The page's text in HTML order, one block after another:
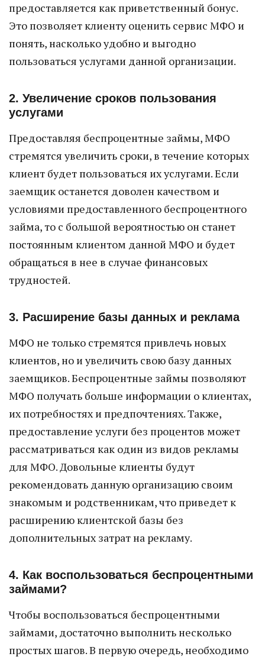
предоставляется как приветственный бонус.
Это позволяет клиенту оценить сервис МФО и
понять, насколько удобно и выгодно
пользоваться услугами данной организации.
2. Увеличение сроков пользования
услугами
Предоставляя беспроцентные займы, МФО
стремятся увеличить сроки, в течение которых
клиент будет пользоваться их услугами. Если
заемщик останется доволен качеством и
условиями предоставленного беспроцентного
займа, то с большой вероятностью он станет
постоянным клиентом данной МФО и будет
обращаться в нее в случае финансовых
трудностей.
3. Расширение базы данных и реклама
МФО не только стремятся привлечь новых
клиентов, но и увеличить свою базу данных
заемщиков. Беспроцентные займы позволяют
МФО получать больше информации о клиентах,
их потребностях и предпочтениях. Также,
предоставление услуги без процентов может
рассматриваться как один из видов рекламы
для МФО. Довольные клиенты будут
рекомендовать данную организацию своим
знакомым и родственникам, что приведет к
расширению клиентской базы без
дополнительных затрат на рекламу.
4. Как воспользоваться беспроцентными
займами?
Чтобы воспользоваться беспроцентными
займами, достаточно выполнить несколько
простых шагов. В первую очередь, необходимо